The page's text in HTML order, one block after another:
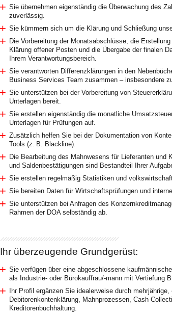
Sie übernehmen eigenständig die Überwachung des
zuverlässig.
Sie kümmern sich um die Klärung und Schließung
Die Vorbereitung der Monatsabschlüsse, die
Klärung offener Posten und die Übergabe der finalen
Ihrem Verantwortungsbereich.
Sie verantworten Differenzklärungen in den
Business Services Team zusammen – insbesondere
Sie unterstützen bei der Vorbereitung von
Unterlagen bereit.
Sie erstellen eigenständig die monatliche
Unterlagen für Prüfungen auf.
Zusätzlich helfen Sie bei der Dokumentation von
Tools (z. B. Blackline).
Die Bearbeitung des Mahnwesens für Lieferanten
und Saldenbestätigungen sind Bestandteil Ihrer
Sie erstellen regelmäßig Statistiken und
Sie bereiten Daten für Wirtschaftsprüfungen und
Sie unterstützen bei Anfragen des
Rahmen der DOA selbständig ab.
Ihr überzeugende Grundgerüst:
Sie verfügen über eine abgeschlossene
als Industrie- oder Bürokauffrau/-mann mit Vertiefung
Ihr Profil ergänzen Sie idealerweise durch
Debitorenkontenklärung, Mahnprozessen, Cash
Kreditorenbuchhaltung.